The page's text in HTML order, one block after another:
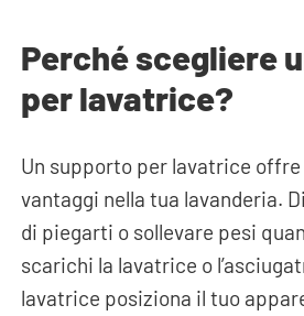
Perché scegliere
per lavatrice?
Un supporto per lavatrice
vantaggi nella tua lavanderia.
di piegarti o sollevare pesi
scarichi la lavatrice o
lavatrice posiziona il tuo